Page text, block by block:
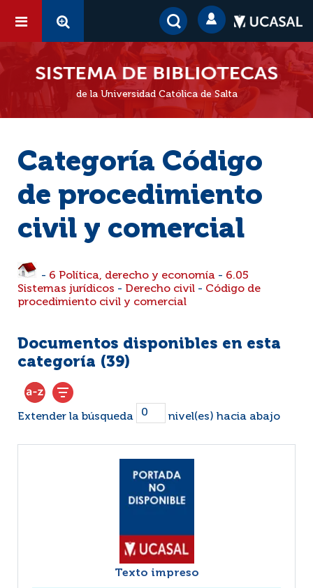
de la Universidad Católica de Salta
Categoría Código
de procedimiento
civil y comercial
- 6 Política, derecho y economía - 6.05
Sistemas jurídicos - Derecho civil - Código de
procedimiento civil y comercial
Documentos disponibles en esta
categoría (39)
Extender la búsqueda nivel(es) hacia abajo
Texto impreso